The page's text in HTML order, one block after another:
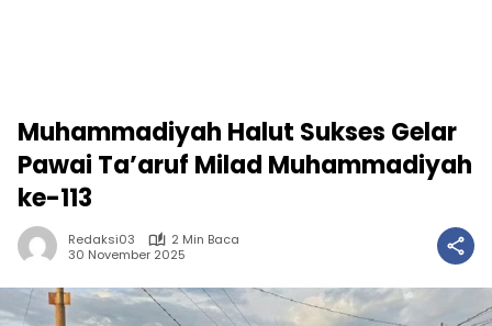
Muhammadiyah Halut Sukses Gelar
Pawai Ta’aruf Milad Muhammadiyah
ke-113
Redaksi03
2 Min Baca
30 November 2025